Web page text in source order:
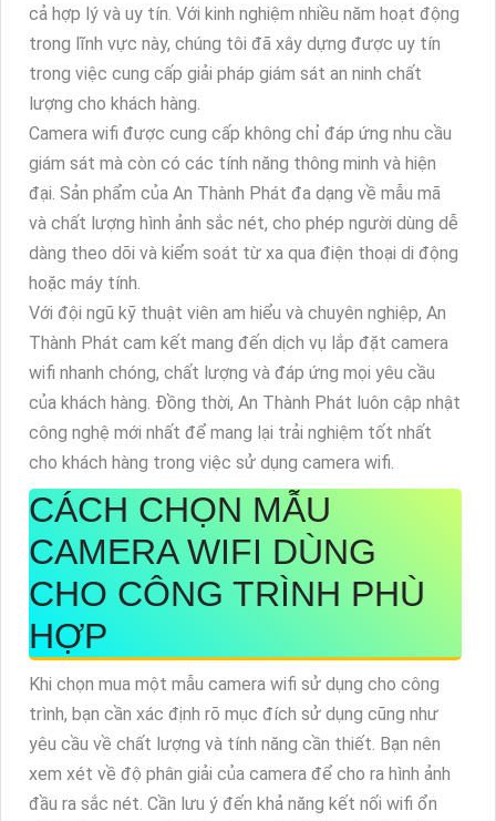
cả hợp lý và uy tín. Với kinh nghiệm nhiều năm hoạt động
trong lĩnh vực này, chúng tôi đã xây dựng được uy tín
trong việc cung cấp giải pháp giám sát an ninh chất
lượng cho khách hàng.
Camera wifi được cung cấp không chỉ đáp ứng nhu cầu
giám sát mà còn có các tính năng thông minh và hiện
đại. Sản phẩm của An Thành Phát đa dạng về mẫu mã
và chất lượng hình ảnh sắc nét, cho phép người dùng dễ
dàng theo dõi và kiểm soát từ xa qua điện thoại di động
hoặc máy tính.
Với đội ngũ kỹ thuật viên am hiểu và chuyên nghiệp, An
Thành Phát cam kết mang đến dịch vụ lắp đặt camera
wifi nhanh chóng, chất lượng và đáp ứng mọi yêu cầu
của khách hàng. Đồng thời, An Thành Phát luôn cập nhật
công nghệ mới nhất để mang lại trải nghiệm tốt nhất
cho khách hàng trong việc sử dụng camera wifi.
CÁCH CHỌN MẪU
CAMERA WIFI DÙNG
CHO CÔNG TRÌNH PHÙ
HỢP
Khi chọn mua một mẫu camera wifi sử dụng cho công
trình, bạn cần xác định rõ mục đích sử dụng cũng như
yêu cầu về chất lượng và tính năng cần thiết. Bạn nên
xem xét về độ phân giải của camera để cho ra hình ảnh
đầu ra sắc nét. Cần lưu ý đến khả năng kết nối wifi ổn